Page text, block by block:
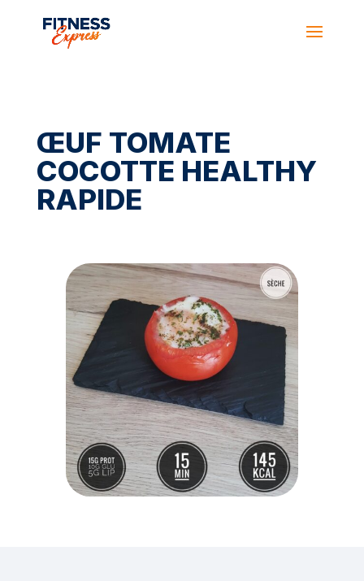
ŒUF TOMATE
COCOTTE HEALTHY
RAPIDE